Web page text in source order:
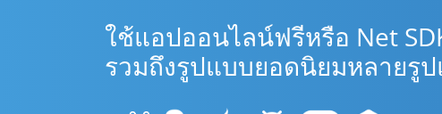
ใช้แอปออนไลน์ฟรีหรือ Net
รวมถึงรูปแบบยอดนิยมหลายรู